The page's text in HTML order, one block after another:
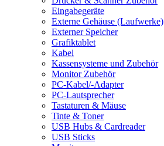
Eingabegeräte
Externe Gehäuse (Laufwerke)
Externer Speicher
Grafiktablet
Kabel
Kassensysteme und Zubehör
Monitor Zubehör
PC-Kabel/-Adapter
PC-Lautsprecher
Tastaturen & Mäuse
Tinte & Toner
USB Hubs & Cardreader
USB Sticks